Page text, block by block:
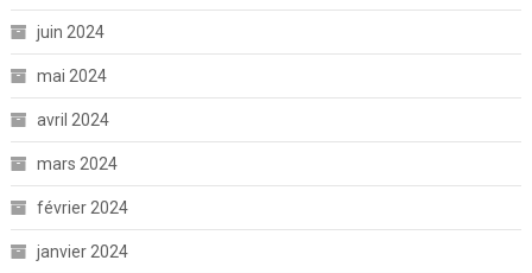
juin 2024
mai 2024
avril 2024
mars 2024
février 2024
janvier 2024